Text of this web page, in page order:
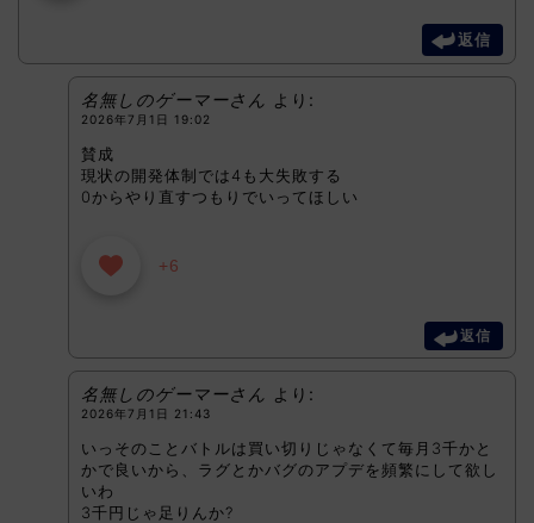
返信
名無しのゲーマーさん より:
2026年7月1日 19:02
賛成
現状の開発体制では4も大失敗する
0からやり直すつもりでいってほしい
+6
返信
名無しのゲーマーさん より:
2026年7月1日 21:43
いっそのことバトルは買い切りじゃなくて毎月3千かと
かで良いから、ラグとかバグのアプデを頻繁にして欲し
いわ
3千円じゃ足りんか?